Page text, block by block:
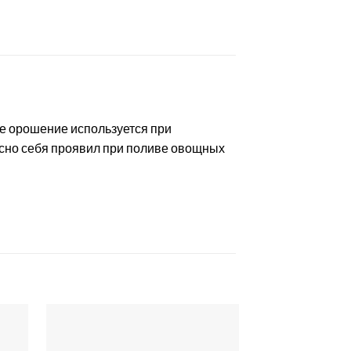
используется при
себя проявил при поливе овощных